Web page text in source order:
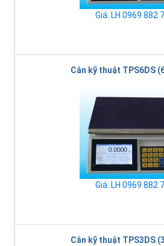
Giá: LH 0969 882
Cân kỹ thuật TPS6DS
Giá: LH 0969 882
Cân kỹ thuật TPS3DS